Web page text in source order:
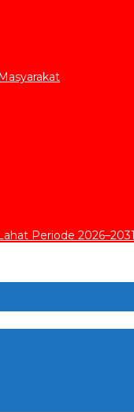
Periode 2026–2031